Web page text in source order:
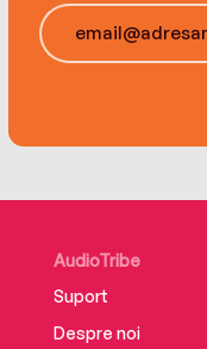
AudioTribe
Suport
Despre noi